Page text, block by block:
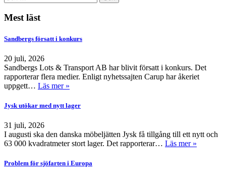
Mest läst
Sandbergs försatt i konkurs
20 juli, 2026
Sandbergs Lots & Transport AB har blivit försatt i konkurs. Det
rapporterar flera medier. Enligt nyhetssajten Carup har åkeriet
uppgett… Läs mer »
Jysk utökar med nytt lager
31 juli, 2026
I augusti ska den danska möbeljätten Jysk få tillgång till ett nytt och
63 000 kvadratmeter stort lager. Det rapporterar… Läs mer »
Problem för sjöfarten i Europa